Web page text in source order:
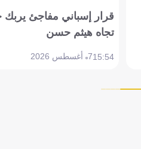
قرار إسباني مفاجئ
تجاه هيثم حسن
15:547 أغسطس 2026